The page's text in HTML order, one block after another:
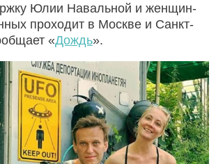
Юлии Навальной и женщин-
проходит в Москве и Санкт-
«Дождь».